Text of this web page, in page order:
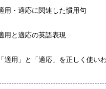
用・適応に関連した慣用句
用と適応の英語表現
「適用」と「適応」を正しく使い